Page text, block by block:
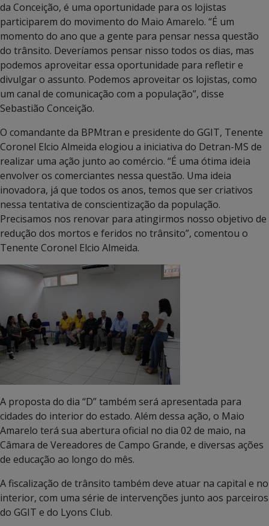
da Conceição, é uma oportunidade para os lojistas
participarem do movimento do Maio Amarelo. “É um
momento do ano que a gente para pensar nessa questão
do trânsito. Deveríamos pensar nisso todos os dias, mas
podemos aproveitar essa oportunidade para refletir e
divulgar o assunto. Podemos aproveitar os lojistas, como
um canal de comunicação com a população”, disse
Sebastião Conceição.
O comandante da BPMtran e presidente do GGIT, Tenente
Coronel Elcio Almeida elogiou a iniciativa do Detran-MS de
realizar uma ação junto ao comércio. “É uma ótima ideia
envolver os comerciantes nessa questão. Uma ideia
inovadora, já que todos os anos, temos que ser criativos
nessa tentativa de conscientização da população.
Precisamos nos renovar para atingirmos nosso objetivo de
redução dos mortos e feridos no trânsito”, comentou o
Tenente Coronel Elcio Almeida.
A proposta do dia “D” também será apresentada para
cidades do interior do estado. Além dessa ação, o Maio
Amarelo terá sua abertura oficial no dia 02 de maio, na
Câmara de Vereadores de Campo Grande, e diversas ações
de educação ao longo do mês.
A fiscalização de trânsito também deve atuar na capital e no
interior, com uma série de intervenções junto aos parceiros
do GGIT e do Lyons Club.